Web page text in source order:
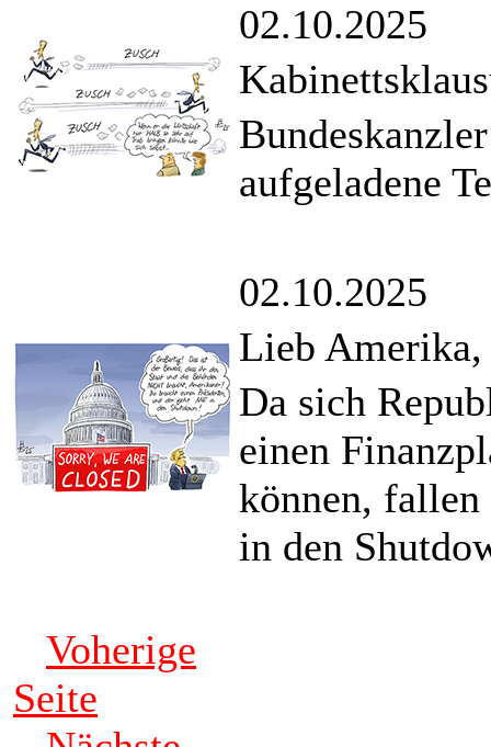
02.10.2025
aufgeladene
02.10.2025
Lieb
Da sich
einen
können, fallen
in den
Voherige
Seite